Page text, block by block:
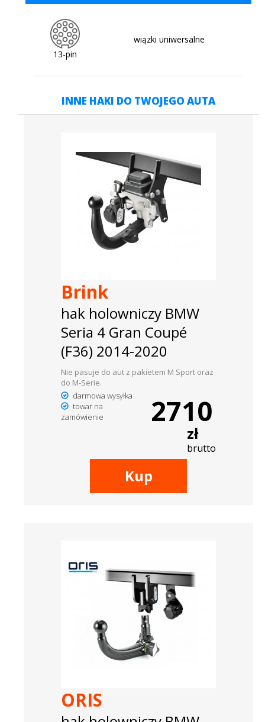
13-pin
wiązki uniwersalne
INNE HAKI DO TWOJEGO AUTA
Brink
hak holowniczy BMW
Seria 4 Gran Coupé
(F36) 2014-2020
Nie pasuje do aut z pakietem M Sport oraz
do M-Serie.
darmowa wysyłka
towar na
zamówienie
2710
zł
brutto
Kup
ORIS